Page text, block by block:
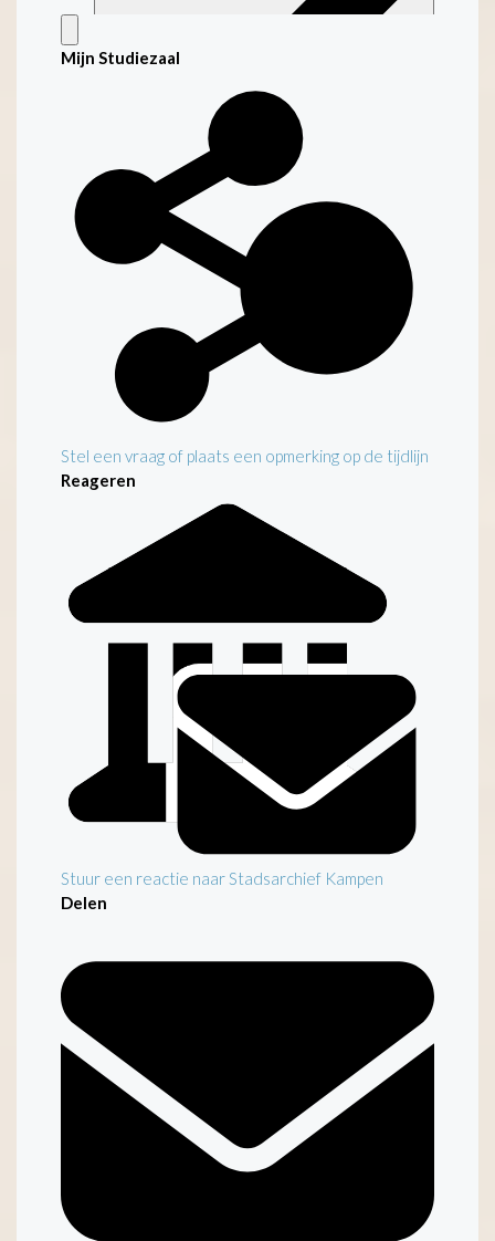
Kenmerken
Inleiding
Mijn Studiezaal
Stel een vraag of plaats een opmerking op de tijdlijn
Reageren
Stuur een reactie naar Stadsarchief Kampen
Delen